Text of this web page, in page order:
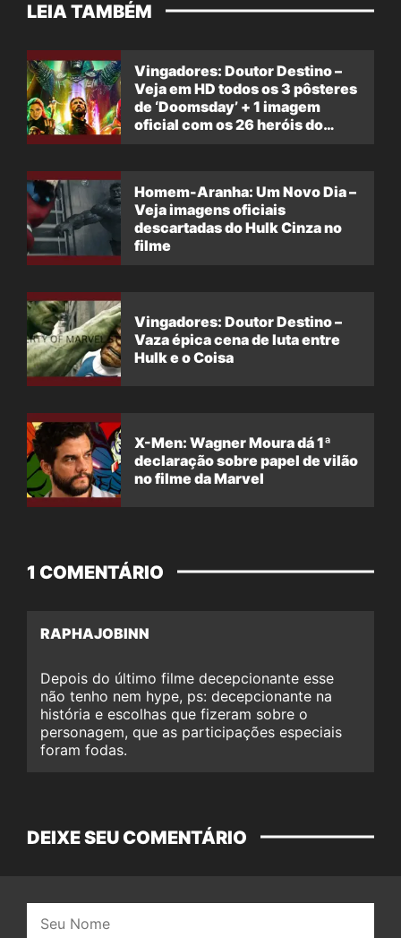
LEIA TAMBÉM
Vingadores: Doutor Destino –
Veja em HD todos os 3 pôsteres
de ‘Doomsday’ + 1 imagem
oficial com os 26 heróis do
Homem-Aranha: Um Novo Dia –
Veja imagens oficiais
descartadas do Hulk Cinza no
filme
Vingadores: Doutor Destino –
Vaza épica cena de luta entre
Hulk e o Coisa
X-Men: Wagner Moura dá 1ª
declaração sobre papel de vilão
no filme da Marvel
1 COMENTÁRIO
RAPHAJOBINN
Depois do último filme decepcionante esse
não tenho nem hype, ps: decepcionante na
história e escolhas que fizeram sobre o
personagem, que as participações especiais
foram fodas.
DEIXE SEU COMENTÁRIO